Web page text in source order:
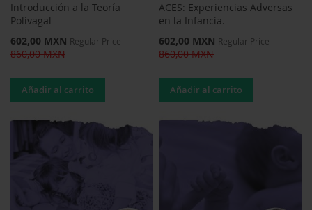
Introducción a la Teoría
Polivagal
Special
Price
602,00 MXN Regular Price
860,00 MXN
Añadir al carrito
ACES: Experiencias Adversas
en la Infancia.
Special
Price
602,00 MXN Regular Price
860,00 MXN
Añadir al carrito